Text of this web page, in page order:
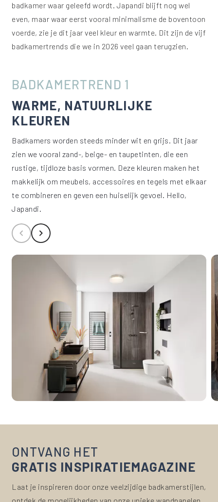
badkamer waar geleefd wordt. Japandi blijft nog wel
even, maar waar eerst vooral minimalisme de boventoon
voerde, zie je dit jaar veel kleur en warmte. Dit zijn de vijf
badkamertrends die we in 2026 veel gaan terugzien.
BADKAMERTREND 1
WARME, NATUURLIJKE
KLEUREN
Badkamers worden steeds minder wit en grijs. Dit jaar
zien we vooral zand-, beige- en taupetinten, die een
rustige, tijdloze basis vormen. Deze kleuren maken het
makkelijk om meubels, accessoires en tegels met elkaar
te combineren en geven een huiselijk gevoel. Hello,
Japandi.
ONTVANG HET
GRATIS INSPIRATIEMAGAZINE
Laat je inspireren door onze veelzijdige badkamerstijlen,